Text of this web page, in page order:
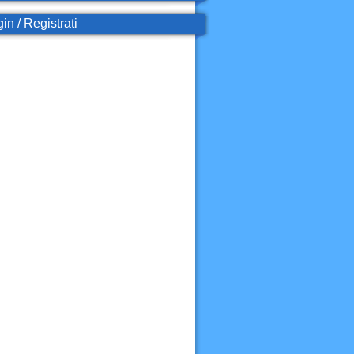
/ Registrati